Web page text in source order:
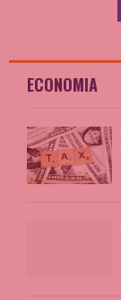
ECONOMIA